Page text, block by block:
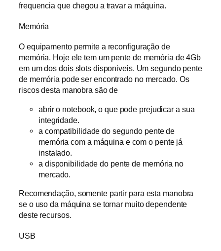
frequencia que chegou a travar a máquina.
Memória
O equipamento permite a reconfiguração de
memória. Hoje ele tem um pente de memória de 4Gb
em um dos dois slots disponiveis. Um segundo pente
de memória pode ser encontrado no mercado. Os
riscos desta manobra são de
abrir o notebook, o que pode prejudicar a sua
integridade.
a compatibilidade do segundo pente de
memória com a máquina e com o pente já
instalado.
a disponibilidade do pente de memória no
mercado.
Recomendação, somente partir para esta manobra
se o uso da máquina se tornar muito dependente
deste recursos.
USB